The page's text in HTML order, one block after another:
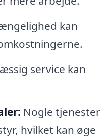
kan
service kan
Nogle tjenester
hvilket kan øge